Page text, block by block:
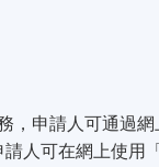
，申請人可通過
人可在網上使用